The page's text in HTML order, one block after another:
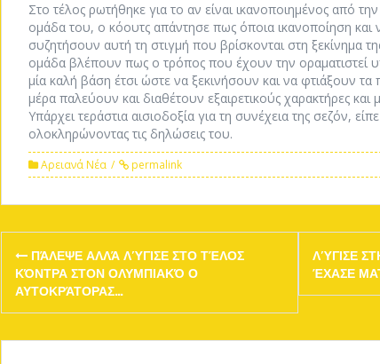
Στο τέλος ρωτήθηκε για το αν είναι ικανοποιημένος από
ομάδα του, ο κόουτς απάντησε πως όποια ικανοποίηση και
συζητήσουν αυτή τη στιγμή που βρίσκονται στη ξεκίνημα
ομάδα βλέπουν πως ο τρόπος που έχουν την οραματιστεί
μία καλή βάση έτσι ώστε να ξεκινήσουν και να φτιάξουν τα
μέρα παλεύουν και διαθέτουν εξαιρετικούς χαρακτήρες
Υπάρχει τεράστια αισιοδοξία για τη συνέχεια της σεζόν,
ολοκληρώνοντας τις δηλώσεις του.
Αρειανά Νέα permalink
Post
navigation
ΠΆΛΕΨΕ ΑΛΛΆ ΛΎΓΙΣΕ ΣΤΟ ΤΈΛΟΣ
ΚΌΝΤΡΑ ΣΤΟΝ ΟΛΥΜΠΙΑΚΌ Ο
ΑΥΤΟΚΡΆΤΟΡΑΣ…
ΛΎΓΙΣΕ
ΈΧΑΣΕ